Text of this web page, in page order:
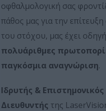
οφθαλμολογική σας
πάθος μας για την
του στόχου, μας έχει
πολυάριθμες
παγκόσμια αναγνώριση.
Ιδρυτής & Επιστημονικός
Διευθυντής της